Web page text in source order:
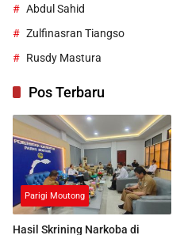
Abdul Sahid
Zulfinasran Tiangso
Rusdy Mastura
Pos Terbaru
Parigi Moutong
Hasil Skrining Narkoba di